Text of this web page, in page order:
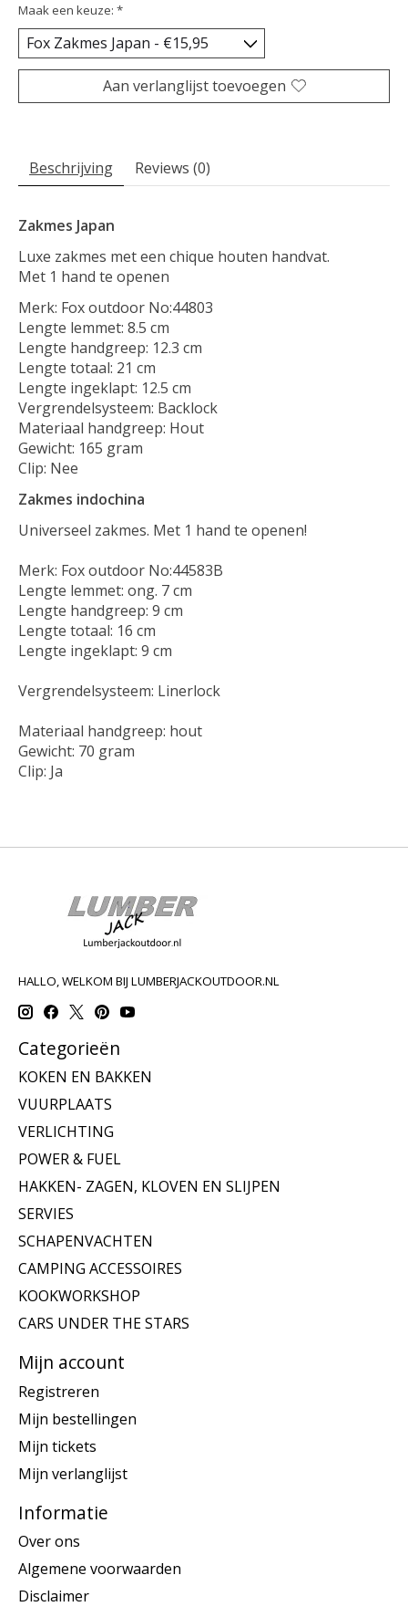
Maak een keuze: *
Aan verlanglijst toevoegen
Beschrijving Reviews (0)
Zakmes Japan
Luxe zakmes met een chique houten handvat.
Met 1 hand te openen
Merk: Fox outdoor No:44803
Lengte lemmet: 8.5 cm
Lengte handgreep: 12.3 cm
Lengte totaal: 21 cm
Lengte ingeklapt: 12.5 cm
Vergrendelsysteem: Backlock
Materiaal handgreep: Hout
Gewicht: 165 gram
Clip: Nee
Zakmes indochina
Universeel zakmes. Met 1 hand te openen!
Merk: Fox outdoor No:44583B
Lengte lemmet: ong. 7 cm
Lengte handgreep: 9 cm
Lengte totaal: 16 cm
Lengte ingeklapt: 9 cm
Vergrendelsysteem: Linerlock
Materiaal handgreep: hout
Gewicht: 70 gram
Clip: Ja
HALLO, WELKOM BIJ LUMBERJACKOUTDOOR.NL
Categorieën
KOKEN EN BAKKEN
VUURPLAATS
VERLICHTING
POWER & FUEL
HAKKEN- ZAGEN, KLOVEN EN SLIJPEN
SERVIES
SCHAPENVACHTEN
CAMPING ACCESSOIRES
KOOKWORKSHOP
CARS UNDER THE STARS
Mijn account
Registreren
Mijn bestellingen
Mijn tickets
Mijn verlanglijst
Informatie
Over ons
Algemene voorwaarden
Disclaimer